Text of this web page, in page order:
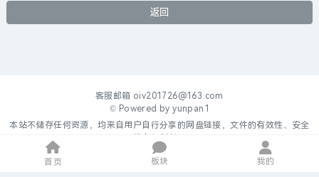
返回
首页 板块 我的
客服邮箱 oiv201726@163.com
© Powered byyunpan1
本站不储存任何资源，均来自用户自行分享的网盘链接，文件的有效性、安全